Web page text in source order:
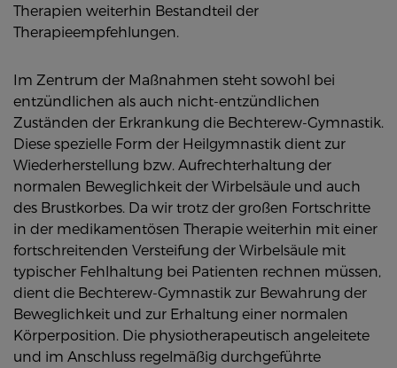
Therapien weiterhin Bestandteil der
Therapieempfehlungen.
Im Zentrum der Maßnahmen steht sowohl bei
entzündlichen als auch nicht-entzündlichen
Zuständen der Erkrankung die Bechterew-Gymnastik.
Diese spezielle Form der Heilgymnastik dient zur
Wiederherstellung bzw. Aufrechterhaltung der
normalen Beweglichkeit der Wirbelsäule und auch
des Brustkorbes. Da wir trotz der großen Fortschritte
in der medikamentösen Therapie weiterhin mit einer
fortschreitenden Versteifung der Wirbelsäule mit
typischer Fehlhaltung bei Patienten rechnen müssen,
dient die Bechterew-Gymnastik zur Bewahrung der
Beweglichkeit und zur Erhaltung einer normalen
Körperposition. Die physiotherapeutisch angeleitete
und im Anschluss regelmäßig durchgeführte